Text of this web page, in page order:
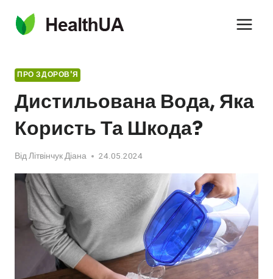
вмісту
ПРО ЗДОРОВ'Я
Дистильована Вода, Яка
Користь Та Шкода?
ВідЛітвінчук Діана 24.05.2024